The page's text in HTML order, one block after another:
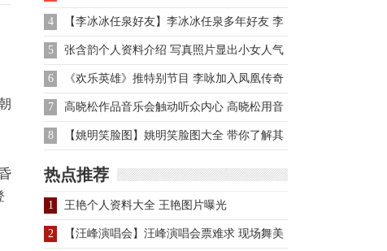
景曝光
4 【李冰冰任泉好友】李冰冰任泉多年好友 李
冰冰自拍任泉称这是我
5 张含韵个人资料介绍 写真照片显出小女人气
质
6 《欢乐英雄》推特别节目 李咏加入凤凰传奇
7 高晓松作品音乐会触动听众内心 高晓松用音
乐唤起青春记忆
8 【姚明笑脸图】姚明笑脸图大全 带你了解其
和妻子叶莉感情经历
热点推荐
1 王艳个人资料大全 王艳图片曝光
2 【汪峰演唱会】汪峰演唱会票难求 现场舞美